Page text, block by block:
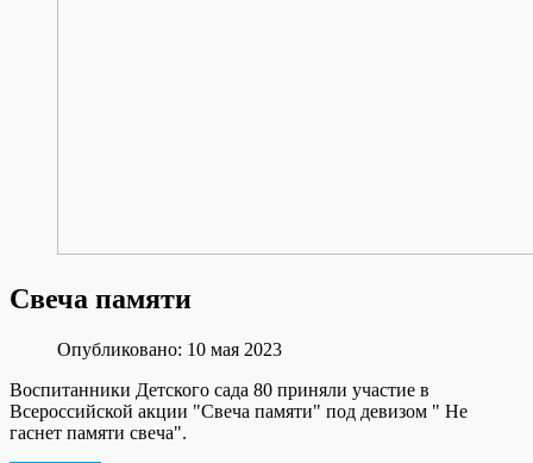
Свеча памяти
Опубликовано: 10 мая 2023
Воспитанники Детского сада 80 приняли участие в
Всероссийской акции "Свеча памяти" под девизом " Не
гаснет памяти свеча".